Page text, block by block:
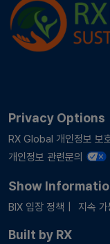
Privacy Options
RX Global 개인정보 보
개인정보 관련문의
Show
BIX 입장 정책 지속
Built by RX